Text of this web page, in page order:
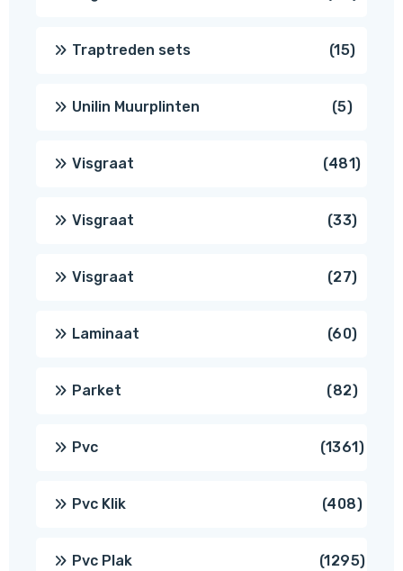
Traptreden sets 1515
Unilin Muurplinten 55
Visgraat 481481
Visgraat 3333
Visgraat 2727
Laminaat 6060
Parket 8282
Pvc 13611361
Pvc Klik 408408
Pvc Plak 12951295